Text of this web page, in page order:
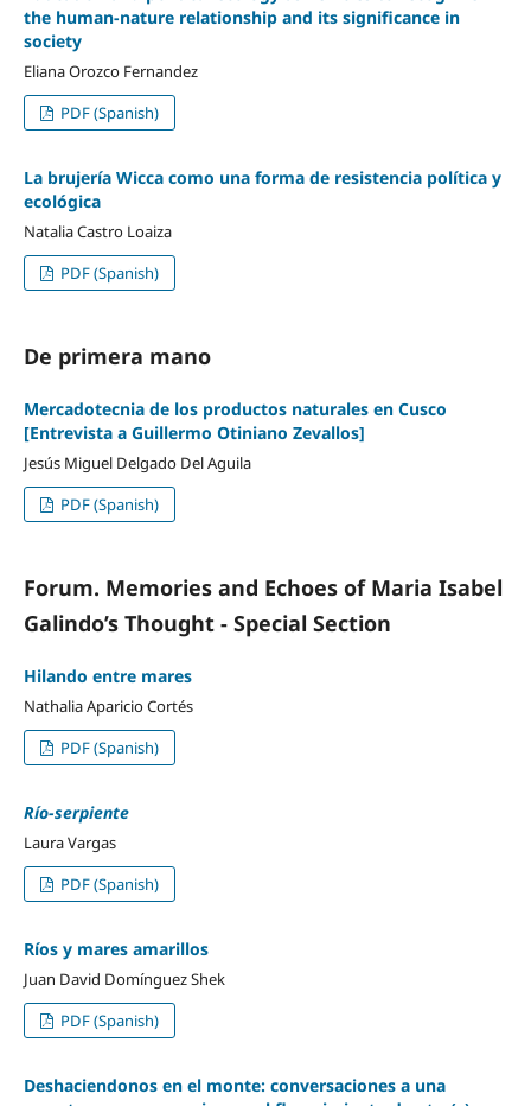
the human-nature relationship and its significance in
society
Eliana Orozco Fernandez
PDF (Spanish)
La brujería Wicca como una forma de resistencia política y
ecológica
Natalia Castro Loaiza
PDF (Spanish)
De primera mano
Mercadotecnia de los productos naturales en Cusco
[Entrevista a Guillermo Otiniano Zevallos]
Jesús Miguel Delgado Del Aguila
PDF (Spanish)
Forum. Memories and Echoes of Maria Isabel
Galindo’s Thought - Special Section
Hilando entre mares
Nathalia Aparicio Cortés
PDF (Spanish)
Río-serpiente
Laura Vargas
PDF (Spanish)
Ríos y mares amarillos
Juan David Domínguez Shek
PDF (Spanish)
Deshaciendonos en el monte: conversaciones a una